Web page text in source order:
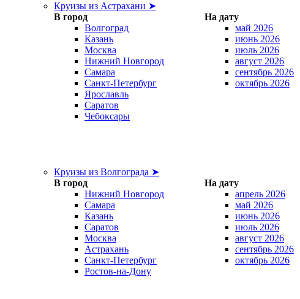
Круизы из Астрахани ➤
В город
На дату
Волгоград
Казань
Москва
Нижний Новгород
Самара
Санкт-Петербург
Ярославль
Саратов
Чебоксары
май 2026
июнь 2026
июль 2026
август 2026
сентябрь 2026
октябрь 2026
Круизы из Волгограда ➤
В город
На дату
Нижний Новгород
Самара
Казань
Саратов
Москва
Астрахань
Санкт-Петербург
Ростов-на-Дону
апрель 2026
май 2026
июнь 2026
июль 2026
август 2026
сентябрь 2026
октябрь 2026